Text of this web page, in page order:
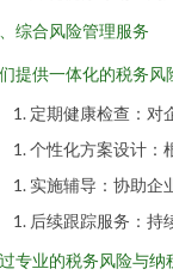
综合风险管理服务
提供一体化的税务风
定期健康检查：对
个性化方案设计：
实施辅导：协助企
后续跟踪服务：持
专业的税务风险与